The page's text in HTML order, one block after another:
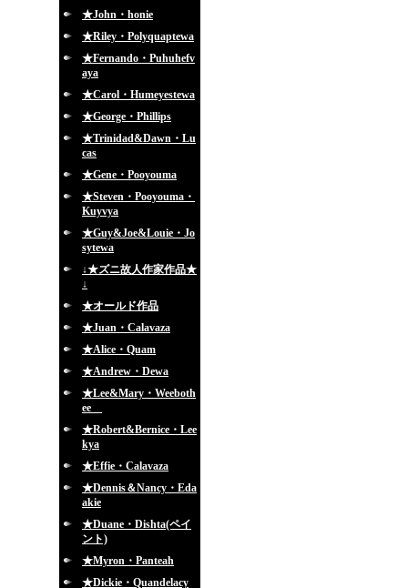
★John・honie
★Riley・Polyquaptewa
★Fernando・Puhuhefv
aya
★Carol・Humeyestewa
★George・Phillips
★Trinidad&Dawn・Lu
cas
★Gene・Pooyouma
★Steven・Pooyouma・
Kuyvya
★Guy&Joe&Louie・Jo
sytewa
↓★ズニ故人作家作品★
↓
★オールド作品
★Juan・Calavaza
★Alice・Quam
★Andrew・Dewa
★Lee&Mary・Weeboth
ee
★Robert&Bernice・Lee
kya
★Effie・Calavaza
★Dennis＆Nancy・Eda
akie
★Duane・Dishta(ペイ
ント)
★Myron・Panteah
★Dickie・Quandelacy